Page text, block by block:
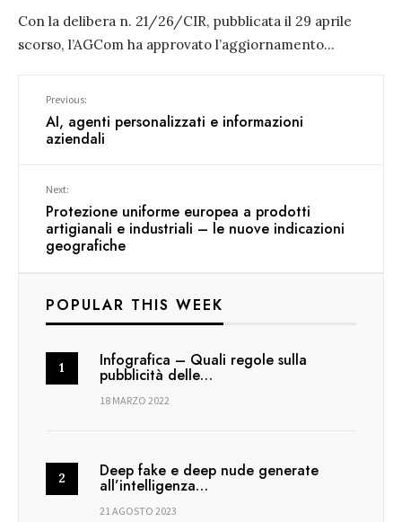
Con la delibera n. 21/26/CIR, pubblicata il 29 aprile
scorso, l’AGCom ha approvato l’aggiornamento...
Previous:
AI, agenti personalizzati e informazioni
aziendali
Next:
Protezione uniforme europea a prodotti
artigianali e industriali – le nuove indicazioni
geografiche
POPULAR THIS WEEK
Infografica – Quali regole sulla
pubblicità delle…
18 MARZO 2022
Deep fake e deep nude generate
all’intelligenza…
21 AGOSTO 2023